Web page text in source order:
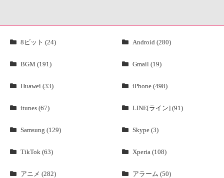
8ビット (24) Android (280)
BGM (191) Gmail (19)
Huawei (33) iPhone (498)
itunes (67) LINE[ライン] (91)
Samsung (129) Skype (3)
TikTok (63) Xperia (108)
アニメ (282) アラーム (50)